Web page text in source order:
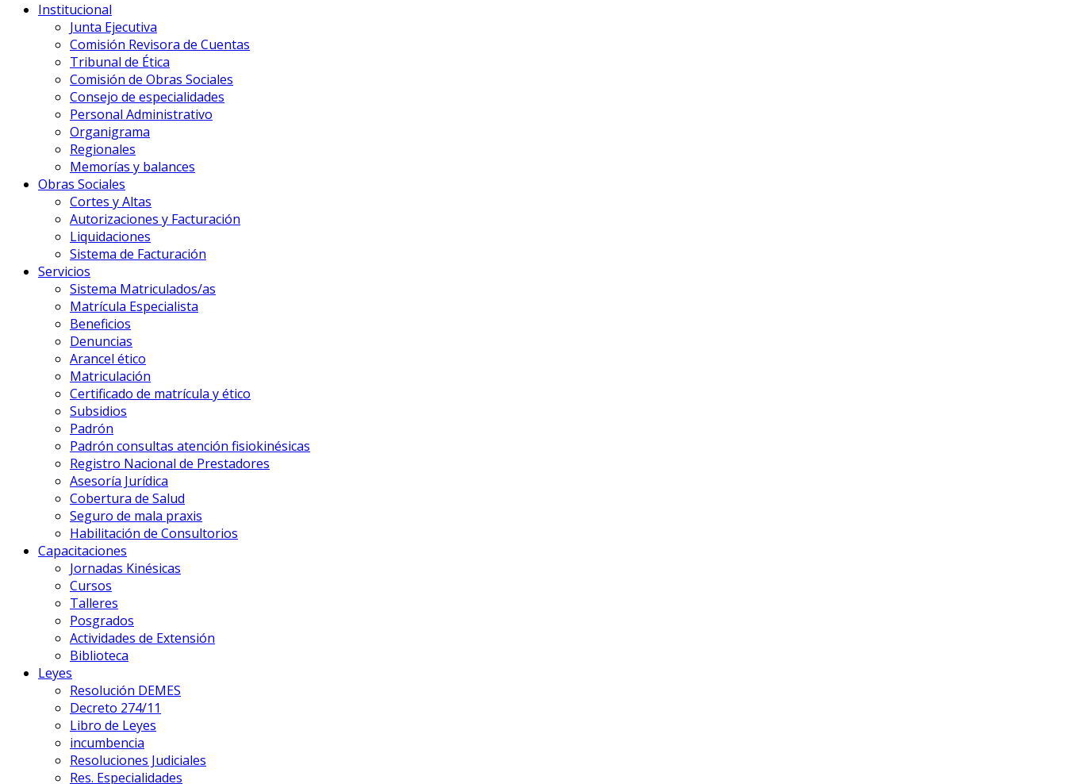
Institucional
Junta Ejecutiva
Comisión Revisora de Cuentas
Tribunal de Ética
Comisión de Obras Sociales
Consejo de especialidades
Personal Administrativo
Organigrama
Regionales
Memorías y balances
Obras Sociales
Cortes y Altas
Autorizaciones y Facturación
Liquidaciones
Sistema de Facturación
Servicios
Sistema Matriculados/as
Matrícula Especialista
Beneficios
Denuncias
Arancel ético
Matriculación
Certificado de matrícula y ético
Subsidios
Padrón
Padrón consultas atención fisiokinésicas
Registro Nacional de Prestadores
Asesoría Jurídica
Cobertura de Salud
Seguro de mala praxis
Habilitación de Consultorios
Capacitaciones
Jornadas Kinésicas
Cursos
Talleres
Posgrados
Actividades de Extensión
Biblioteca
Leyes
Resolución DEMES
Decreto 274/11
Libro de Leyes
incumbencia
Resoluciones Judiciales
Res. Especialidades